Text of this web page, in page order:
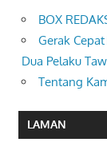
BOX
Gerak
Dua Pelaku
Tentang
LAMAN